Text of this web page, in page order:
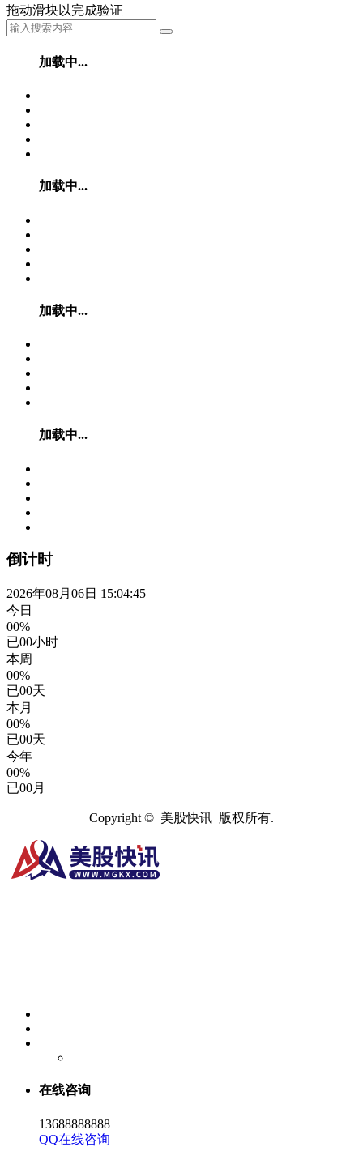
拖动滑块以完成验证
加载中...
加载中...
加载中...
加载中...
倒计时
2026年08月06日 15:04:46
今日
00%
已00小时
本周
00%
已00天
本月
00%
已00天
今年
00%
已00月
Copyright © 美股快讯 版权所有.
在线咨询
13688888888
QQ在线咨询